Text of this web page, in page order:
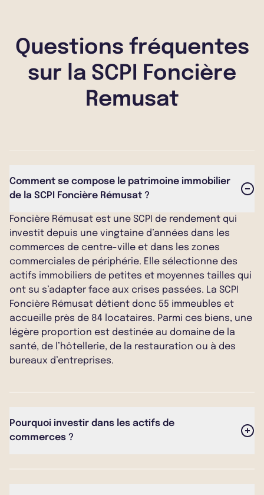
Questions fréquentes
sur la SCPI Foncière
Remusat
Comment se compose le patrimoine immobilier
de la SCPI Foncière Rémusat ?
Foncière Rémusat est une SCPI de rendement qui
investit depuis une vingtaine d’années dans les
commerces de centre-ville et dans les zones
commerciales de périphérie. Elle sélectionne des
actifs immobiliers de petites et moyennes tailles qui
ont su s’adapter face aux crises passées. La SCPI
Foncière Rémusat détient donc 55 immeubles et
accueille près de 84 locataires. Parmi ces biens, une
légère proportion est destinée au domaine de la
santé, de l’hôtellerie, de la restauration ou à des
bureaux d’entreprises.
Pourquoi investir dans les actifs de
commerces ?